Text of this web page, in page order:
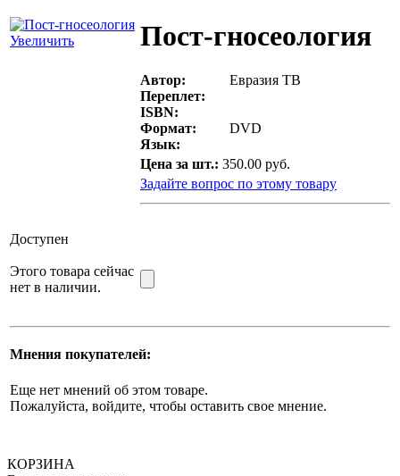
Увеличить Пост-гносеология
Автор:
Евразия ТВ
Переплет:
ISBN:
Формат:
DVD
Язык:
Цена за шт.: 350.00 руб.
Задайте вопрос по этому товару
Доступен
Этого товара сейчас
нет в наличии.
Мнения покупателей:
Еще нет мнений об этом товаре.
Пожалуйста, войдите, чтобы оставить свое мнение.
КОРЗИНА